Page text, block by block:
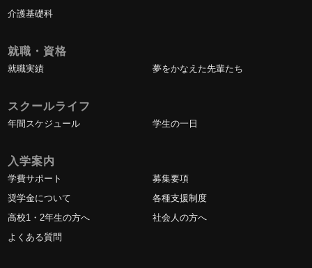
介護基礎科
就職・資格
就職実績 夢をかなえた先輩たち
スクールライフ
年間スケジュール 学生の一日
入学案内
学費サポート
募集要項
奨学金について
各種支援制度
高校1・2年生の方へ
社会人の方へ
よくある質問